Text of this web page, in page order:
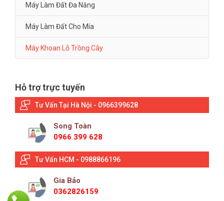
Máy Làm Đất Đa Năng
Máy Làm Đất Cho Mía
Máy Khoan Lỗ Trồng Cây
Hỗ trợ trực tuyến
Tư Vấn Tại Hà Nội - 0966399628
Song Toàn
0966 399 628
Tư Vấn HCM - 0988866196
Gia Bảo
0362826159